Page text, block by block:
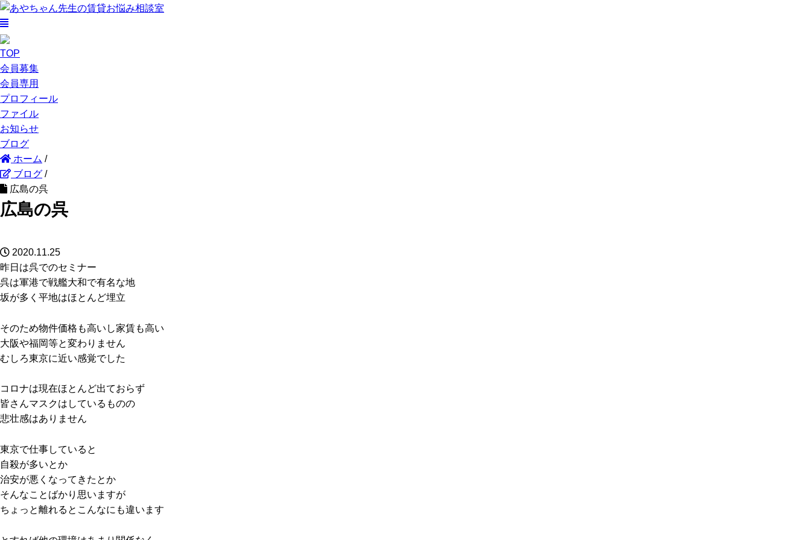
TOP
会員募集
会員専用
プロフィール
ファイル
お知らせ
ブログ
ホーム /
ブログ /
広島の呉
広島の呉
2020.11.25
昨日は呉でのセミナー
呉は軍港で戦艦大和で有名な地
坂が多く平地はほとんど埋立
そのため物件価格も高いし家賃も高い
大阪や福岡等と変わりません
むしろ東京に近い感覚でした
コロナは現在ほとんど出ておらず
皆さんマスクはしているものの
悲壮感はありません
東京で仕事していると
自殺が多いとか
治安が悪くなってきたとか
そんなことばかり思いますが
ちょっと離れるとこんなにも違います